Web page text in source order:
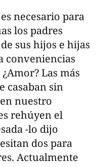
necesario para
los padres
sus hijos e hijas
conveniencias
Las más
casaban sin
nuestro
rehúyen el
-lo dijo
dos para
Actualmente